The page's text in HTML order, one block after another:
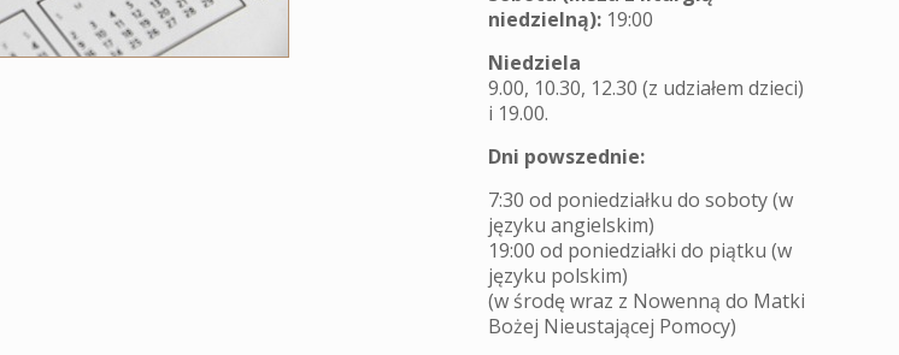
niedzielną): 19:00
Niedziela
9.00, 10.30, 12.30 (z udziałem dzieci)
i 19.00.
Dni powszednie:
7:30 od poniedziałku do soboty (w
języku angielskim)
19:00 od poniedziałki do piątku (w
języku polskim)
(w środę wraz z Nowenną do Matki
Bożej Nieustającej Pomocy)